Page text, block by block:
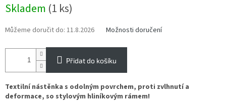
cena:
Skladem (1 ks)
Můžeme doručit do: 11.8.2026 Možnosti doručení
Přidat do košíku
Textilní nástěnka s odolným povrchem, proti zvlhnutí a
deformace, so stylovým hliníkovým rámem!